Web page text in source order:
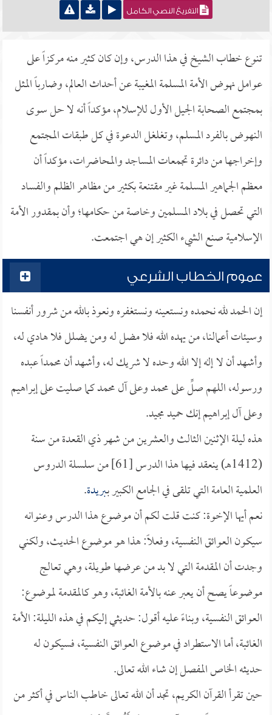
التفريغ النصي الكامل
تنوع خطاب الشيخ في هذا الدرس، وإن كان كثير منه مركزاً على
عوامل نهوض الأمة المسلمة المغيبة عن أحداث العالم، وضارباً المثل
بمجتمع الصحابة الجيل الأول للإسلام، مؤكداً أنه لا حل سوى
النهوض بالفرد المسلم، وتغلغل الدعوة في كل طبقات المجتمع
وإخراجها من دائرة تجمعات المساجد والمحاضرات، مؤكداً أن
معظم الجماهير المسلمة غير مقتنعة بكثير من مظاهر الظلم والفساد
التي تحصل في بلاد المسلمين وخاصة من حكامها؛ وأن بمقدور الأمة
الإسلامية صنع الشيء الكثير إن هي اجتمعت.
عموم الخطاب الشرعي
إن الحمد لله نحمده ونستعينه ونستغفره ونعوذ بالله من شرور أنفسنا
وسيئات أعمالنا، من يهده الله فلا مضل له ومن يضلل فلا هادي له،
وأشهد أن لا إله إلا الله وحده لا شريك له، وأشهد أن محمداً عبده
ورسوله، اللهم صلِّ على محمد وعلى آل محمد كما صليت على إبراهيم
وعلى آل إبراهيم إنك حميد مجيد.
هذه ليلة الإثنين الثالث والعشرين من شهر ذي القعدة من سنة
(1412هـ) ينعقد فيها هذا الدرس [61] من سلسلة الدروس
العلمية العامة التي تلقى في الجامع الكبير بـبريدة.
نعم أيها الإخوة: كنت قلت لكم أن موضوع هذا الدرس وعنوانه
سيكونالعوائق النفسية، وفعلاً: هذا هو موضوع الحديث، ولكني
وجدت أن المقدمة التي لا بد من عرضها طويلة، وهي تعالج
موضوعاً يصح أن يعبر عنه بالأمة الغائبة، وهو كالمقدمة لموضوع:
العوائق النفسية، وبناءً عليه أقول: حديثي إليكم في هذه الليلة: الأمة
الغائبة، أما الاستطراد في موضوعالعوائق النفسية، فسيكون له
حديثه الخاص المفصل إن شاء الله تعالى.
حين تقرأ القرآن الكريم، تجد أن الله تعالى خاطب الناس في أكثر من